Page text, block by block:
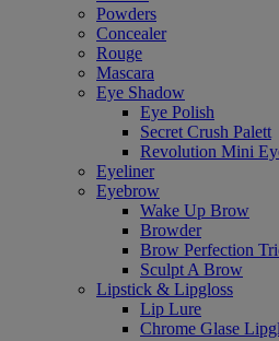
Powders
Concealer
Rouge
Mascara
Eye Shadow
Eye Polish
Secret Crush Palett
Revolution Mini
Eyeliner
Eyebrow
Wake Up Brow
Browder
Brow Perfection
Sculpt A Brow
Lipstick & Lipgloss
Lip Lure
Chrome Glase